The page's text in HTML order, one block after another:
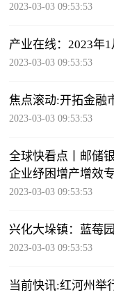
2023-03-03 09:53:53
产业在线：2023年
2023-03-03 09:53:53
焦点滚动:开拓金融
2023-03-03 09:53:53
全球快看点丨邮储
企业纾困增产增效
2023-03-03 09:53:53
兴化大垛镇：蓝莓
2023-03-03 09:53:53
当前快讯:红河州举